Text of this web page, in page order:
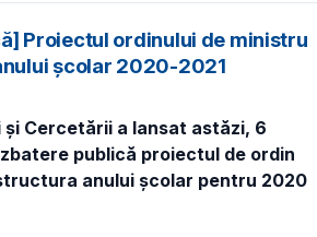
Proiectul ordinului de ministru
școlar 2020-2021
Cercetării a lansat astăzi, 6
publică proiectul de ordin
anului școlar pentru 2020